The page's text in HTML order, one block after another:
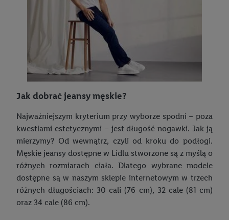
Jak dobrać jeansy męskie?
Najważniejszym kryterium przy wyborze spodni – poza
kwestiami estetycznymi – jest długość nogawki. Jak ją
mierzymy? Od wewnątrz, czyli od kroku do podłogi.
Męskie jeansy dostępne w Lidlu stworzone są z myślą o
różnych rozmiarach ciała. Dlatego wybrane modele
dostępne są w naszym sklepie internetowym w trzech
różnych długościach: 30 cali (76 cm), 32 cale (81 cm)
oraz 34 cale (86 cm).